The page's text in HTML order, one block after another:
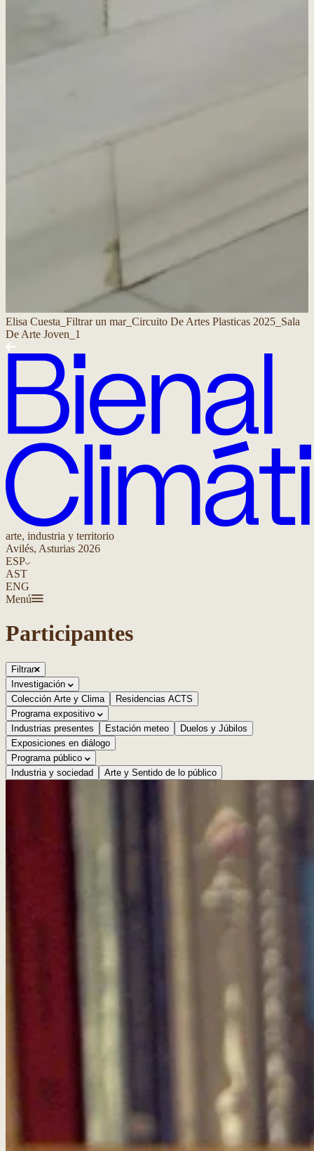
Elisa Cuesta_Filtrar un mar_Circuito De Artes Plasticas 2025_Sala
De Arte Joven_1
arte, industria y territorio
Avilés, Asturias 2026
ESP
AST
ENG
Menú
Participantes
Filtrar
Investigación
Colección Arte y Clima
Residencias ACTS
Programa expositivo
Industrias presentes
Estación meteo
Duelos y Júbilos
Exposiciones en diálogo
Programa público
Industria y sociedad
Arte y Sentido de lo público